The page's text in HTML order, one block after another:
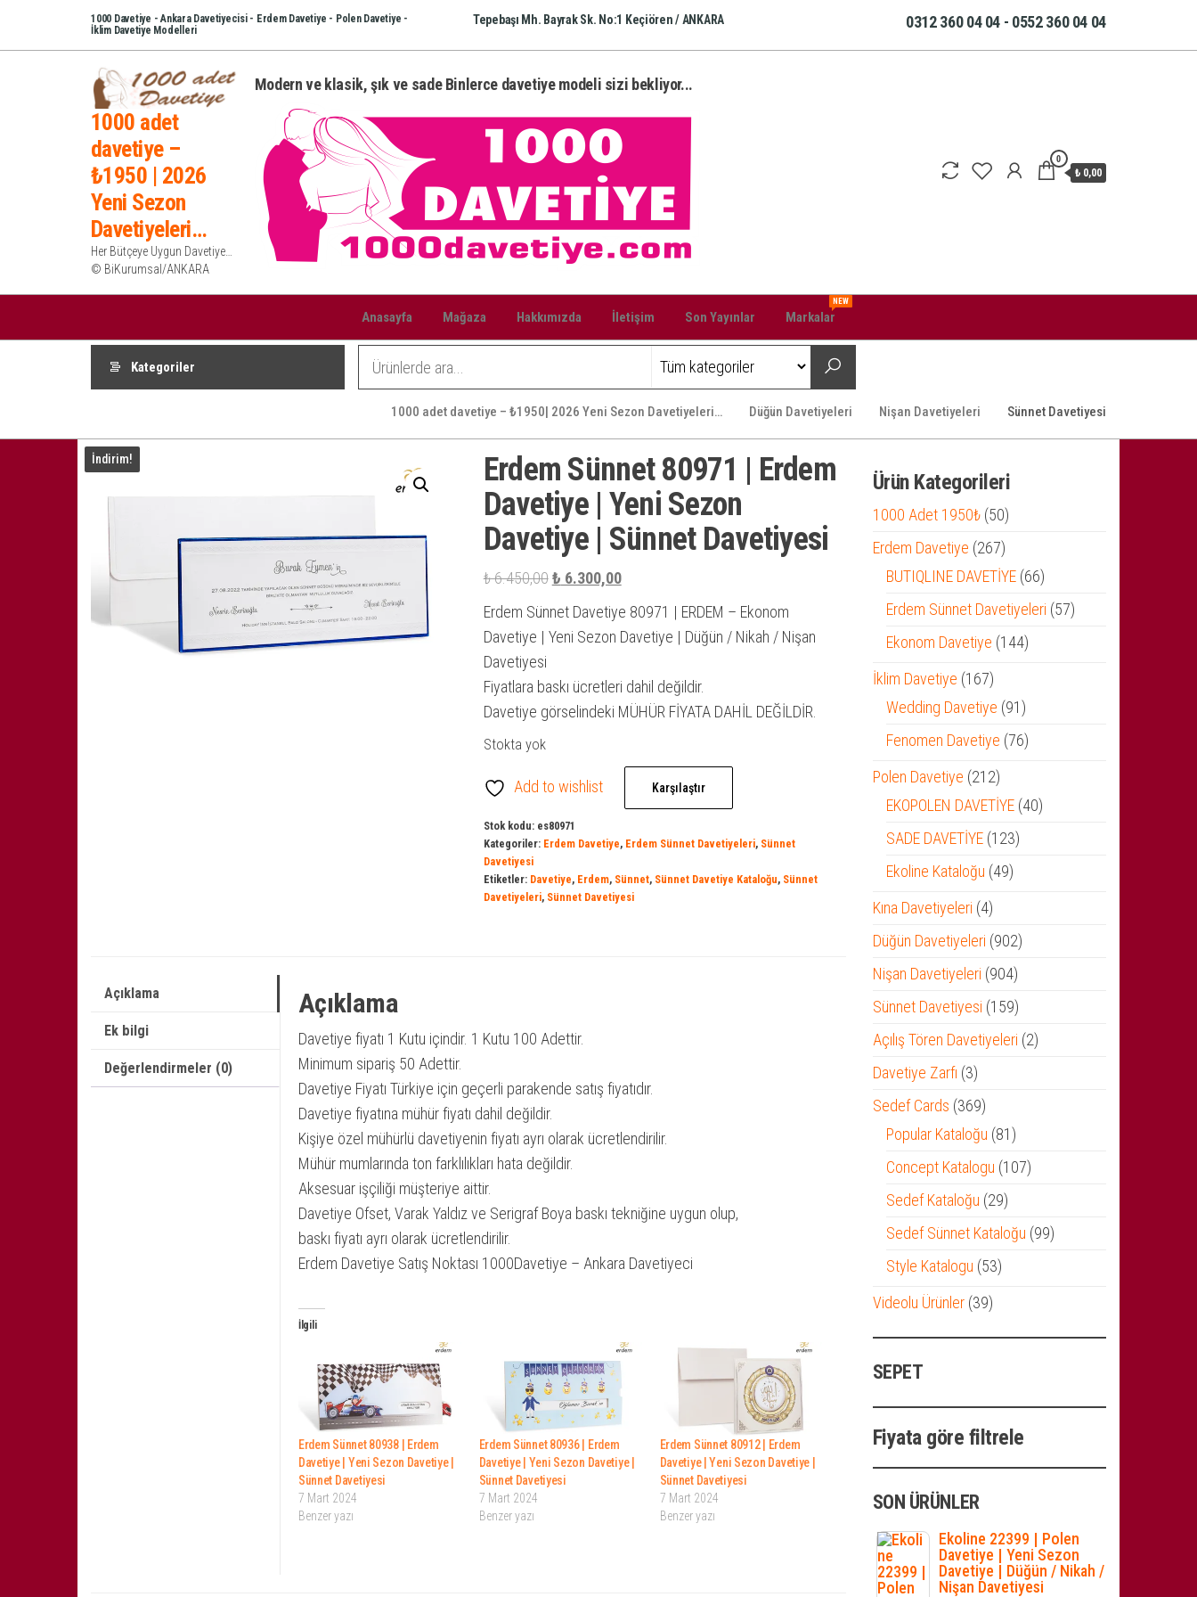
1000 Davetiye - Ankara Davetiyecisi - Erdem Davetiye - Polen Davetiye -
İklim Davetiye Modelleri
Tepebaşı Mh. Bayrak Sk. No:1 Keçiören / ANKARA 0312 360 04 04 - 0552 360 04 04
1000 adet
davetiye –
₺1950 | 2026
Yeni Sezon
Davetiyeleri…
Her Bütçeye Uygun Davetiye…
© BiKurumsal/ANKARA
Modern ve klasik, şık ve sade Binlerce davetiye modeli sizi bekliyor...
0
₺ 0,00
Anasayfa Mağaza Hakkımızda İletişim Son Yayınlar Markalar
NEW
Kategoriler
1000 adet davetiye – ₺1950| 2026 Yeni Sezon Davetiyeleri… Düğün Davetiyeleri Nişan Davetiyeleri Sünnet Davetiyesi
İndirim!
Erdem Sünnet 80971 | Erdem
Davetiye | Yeni Sezon
Davetiye | Sünnet Davetiyesi
₺6.450,00 Orijinal
fiyat:
₺ 6.450,00.
₺ 6.300,00Şu
andaki
fiyat:
₺ 6.300,00.
Erdem Sünnet Davetiye 80971 | ERDEM – Ekonom
Davetiye | Yeni Sezon Davetiye | Düğün / Nikah / Nişan
Davetiyesi
Fiyatlara baskı ücretleri dahil değildir.
Davetiye görselindeki MÜHÜR FİYATA DAHİL DEĞİLDİR.
Stokta yok
Add to wishlist Karşılaştır
Stok kodu: es80971
Kategoriler: Erdem Davetiye, Erdem Sünnet Davetiyeleri, Sünnet
Davetiyesi
Etiketler: Davetiye, Erdem, Sünnet, Sünnet Davetiye Kataloğu, Sünnet
Davetiyeleri, Sünnet Davetiyesi
Açıklama
Ek bilgi
Değerlendirmeler (0)
Açıklama
Davetiye fiyatı 1 Kutu içindir. 1 Kutu 100 Adettir.
Minimum sipariş 50 Adettir.
Davetiye Fiyatı Türkiye için geçerli parakende satış fiyatıdır.
Davetiye fiyatına mühür fiyatı dahil değildir.
Kişiye özel mühürlü davetiyenin fiyatı ayrı olarak ücretlendirilir.
Mühür mumlarında ton farklılıkları hata değildir.
Aksesuar işçiliği müşteriye aittir.
Davetiye Ofset, Varak Yaldız ve Serigraf Boya baskı tekniğine uygun olup,
baskı fiyatı ayrı olarak ücretlendirilir.
Erdem Davetiye Satış Noktası 1000Davetiye – Ankara Davetiyeci
İlgili
Erdem Sünnet 80938 | Erdem
Davetiye | Yeni Sezon Davetiye |
Sünnet Davetiyesi
7 Mart 2024
Benzer yazı
Erdem Sünnet 80936 | Erdem
Davetiye | Yeni Sezon Davetiye |
Sünnet Davetiyesi
7 Mart 2024
Benzer yazı
Erdem Sünnet 80912 | Erdem
Davetiye | Yeni Sezon Davetiye |
Sünnet Davetiyesi
7 Mart 2024
Benzer yazı
Ürün Kategorileri
1000 Adet 1950₺ 5050
ürün
Erdem Davetiye 267267
ürün
BUTIQLINE DAVETİYE 6666
ürün
Erdem Sünnet Davetiyeleri 5757
Ekonom Davetiye 144144
İklim Davetiye 167167
ürün
Wedding Davetiye 9191
ürün
Fenomen Davetiye 7676
Polen Davetiye 212212
ürün
EKOPOLEN DAVETİYE 4040
SADE DAVETİYE 123123
Ekoline Kataloğu 4949
Kına Davetiyeleri 44
ürün
Düğün Davetiyeleri 902902
ürün
Nişan Davetiyeleri 904904
ürün
Sünnet Davetiyesi 159159
ürün
Açılış Tören Davetiyeleri 22
Davetiye Zarfı 33
ürün
Sedef Cards 369369
ürün
Popular Kataloğu 8181
ürün
Concept Katalogu 107107
Sedef Kataloğu 2929
ürün
Sedef Sünnet Kataloğu 9999
Style Katalogu 5353
Videolu Ürünler 3939
SEPET
Fiyata göre filtrele
SON ÜRÜNLER
Ekoline 22399 | Polen
Davetiye | Yeni Sezon
Davetiye | Düğün / Nikah /
Nişan Davetiyesi